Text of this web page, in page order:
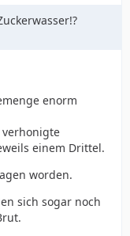
enorm
einem Drittel.
worden.
sich sogar noch